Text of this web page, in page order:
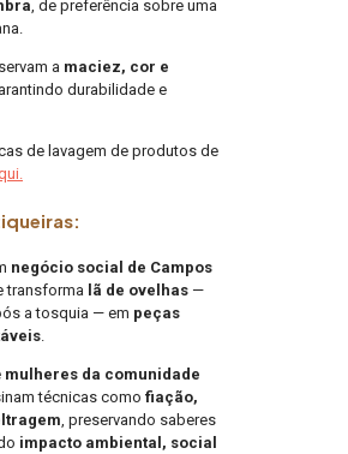
, de preferência sobre uma
a maciez, cor e
durabilidade e
de lavagem de produtos de
negócio social de Campos
transforma lã de ovelhas —
a tosquia — em peças
mulheres da comunidade
técnicas como fiação,
, preservando saberes
impacto ambiental, social